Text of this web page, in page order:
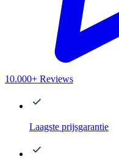
10.000+ Reviews
Laagste prijsgarantie